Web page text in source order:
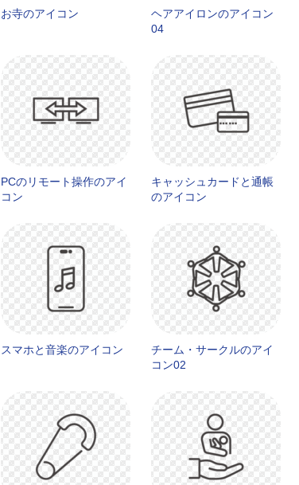
お寺のアイコン
ヘアアイロンのアイコン
04
PCのリモート操作のアイ
コン
キャッシュカードと通帳
のアイコン
スマホと音楽のアイコン
チーム・サークルのアイ
コン02